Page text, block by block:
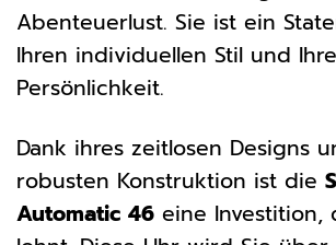
Abenteuerlust. Sie ist ein
Ihren individuellen Stil und Ihre
Persönlichkeit.
Dank ihres zeitlosen Designs
robusten Konstruktion ist die
Automatic 46 eine Investition,